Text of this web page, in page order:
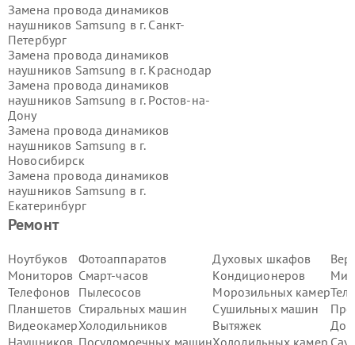
Ремонт
Ноутбуков
Мониторов
Телефонов
Планшетов
Видеокамер
Наушников
Фотоаппаратов
Смарт-часов
Пылесосов
Стиральных машин
Холодильников
Посудомоечных машин
Духовых шкафов
Кондиционеров
Морозильных камер
Сушильных машин
Вытяжек
Холодильных камер
Замена провода динамиков
наушников Samsung в г. Санкт-
Петербург
Замена провода динамиков
наушников Samsung в г. Краснодар
Замена провода динамиков
наушников Samsung в г. Ростов-на-
Дону
Замена провода динамиков
наушников Samsung в г.
Новосибирск
Замена провода динамиков
наушников Samsung в г.
Екатеринбург
Замена провода динамиков
наушников Samsung в г.
Замена провода динамиков
наушников Samsung в г.Воронеж
Замена провода динамиков
наушников Samsung в г.
Замена провода динамиков
наушников Samsung в г.Самара
Замена провода динамиков